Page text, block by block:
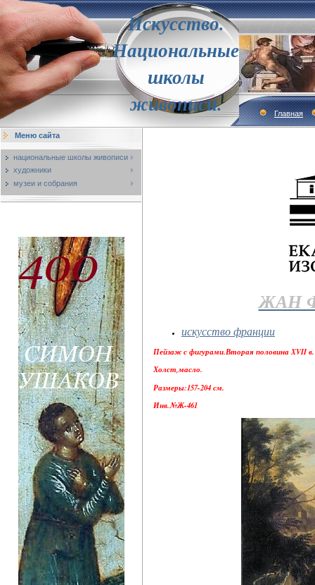
Искусство.
Национальные
школы
живописи.
Главная
Меню сайта
национальные школы живописи
художники
музеи и собрания
ЖАН
искусство франции
Пейзаж с фигурами.Вторая половина XVII в.
Холст,масло.
Размеры:157-204 см.
Инв.№Ж-461